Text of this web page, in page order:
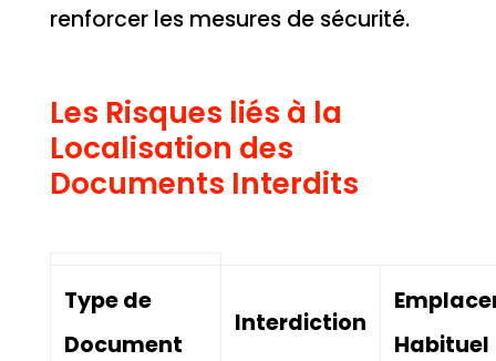
renforcer les mesures de sécurité.
Les Risques liés à la
Localisation des
Documents Interdits
Type de
Document
Interdiction
Habituel